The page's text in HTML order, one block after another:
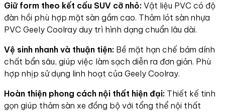
Giữ form theo kết cấu SUV cỡ nhỏ: Vật liệu PVC có độ
đàn hồi phù hợp mặt sàn gầm cao. Thảm lót sàn nhựa
PVC Geely Coolray duy trì hình dạng chuẩn lâu dài.
Vệ sinh nhanh và thuận tiện: Bề mặt hạn chế bám dính
chất bẩn sâu, giúp việc làm sạch diễn ra đơn giản. Phù
hợp nhịp sử dụng linh hoạt của Geely Coolray.
Hoàn thiện phong cách nội thất hiện đại: Thiết kế tinh
gọn giúp thảm sàn xe đồng bộ với tổng thể nội thất